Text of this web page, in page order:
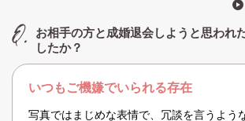
お相手の方と成婚退会しようと思われ
したか？
いつもご機嫌でいられる存在
写真ではまじめな表情で、冗談を言うよう